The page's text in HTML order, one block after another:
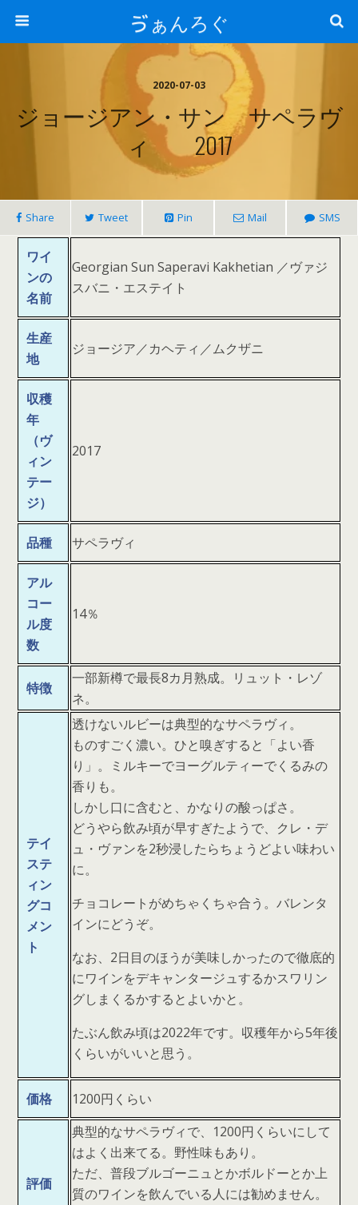
ゔぁんろぐ
2020-07-03
ジョージアン・サン サペラヴ
ィ 2017
Share Tweet Pin Mail SMS
ワイ
ンの
名前
Georgian Sun Saperavi Kakhetian ／ヴァジ
スバニ・エステイト
生産
地
ジョージア／カヘティ／ムクザニ
収穫
年
（ヴ
ィン
テー
ジ）
2017
品種 サペラヴィ
アル
コー
ル度
数
14％
特徴
一部新樽で最長8カ月熟成。リュット・レゾ
ネ。
テイ
ステ
ィン
グコ
メン
ト
透けないルビーは典型的なサペラヴィ。
ものすごく濃い。ひと嗅ぎすると「よい香
り」。ミルキーでヨーグルティーでくるみの
香りも。
しかし口に含むと、かなりの酸っぱさ。
どうやら飲み頃が早すぎたようで、クレ・デ
ュ・ヴァンを2秒浸したらちょうどよい味わい
に。
チョコレートがめちゃくちゃ合う。バレンタ
インにどうぞ。
なお、2日目のほうが美味しかったので徹底的
にワインをデキャンタージュするかスワリン
グしまくるかするとよいかと。
たぶん飲み頃は2022年です。収穫年から5年後
くらいがいいと思う。
価格 1200円くらい
評価
典型的なサペラヴィで、1200円くらいにして
はよく出来てる。野性味もあり。
ただ、普段ブルゴーニュとかボルドーとか上
質のワインを飲んでいる人には勧めません。